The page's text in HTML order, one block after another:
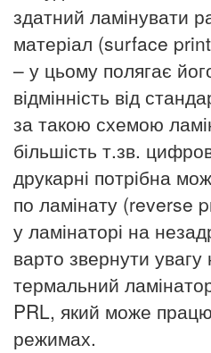
здатний ламінувати
матеріал (surface
– у цьому полягає
відмінність від
за такою схемою
більшість т.зв.
друкарні потрібна
по ламінату (reverse
у ламінаторі на
варто звернути
термальний
PRL, який може
режимах.